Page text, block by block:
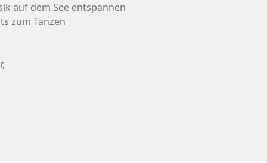
auf dem See entspannen
zum Tanzen